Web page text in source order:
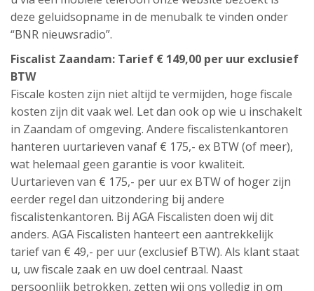
deze geluidsopname in de menubalk te vinden onder
“BNR nieuwsradio”.
Fiscalist Zaandam: Tarief € 149,00 per uur exclusief
BTW
Fiscale kosten zijn niet altijd te vermijden, hoge fiscale
kosten zijn dit vaak wel. Let dan ook op wie u inschakelt
in Zaandam of omgeving. Andere fiscalistenkantoren
hanteren uurtarieven vanaf € 175,- ex BTW (of meer),
wat helemaal geen garantie is voor kwaliteit.
Uurtarieven van € 175,- per uur ex BTW of hoger zijn
eerder regel dan uitzondering bij andere
fiscalistenkantoren. Bij AGA Fiscalisten doen wij dit
anders. AGA Fiscalisten hanteert een aantrekkelijk
tarief van € 49,- per uur (exclusief BTW). Als klant staat
u, uw fiscale zaak en uw doel centraal. Naast
persoonlijk betrokken, zetten wij ons volledig in om